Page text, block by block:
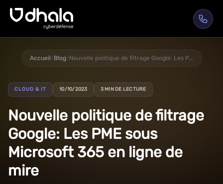
Accueil/Blog/ Nouvelle politique de filtrage Google: Les PME sous Microsoft 365 en ligne de mire
CLOUD & IT 10/10/2023 3 MIN DE LECTURE
Nouvelle politique de filtrage
Google: Les PME sous
Microsoft 365 en ligne de
mire